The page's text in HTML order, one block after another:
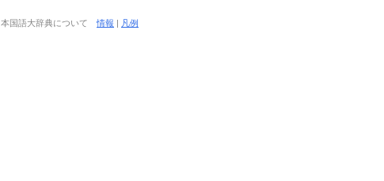
本国語大辞典について情報 | 凡例